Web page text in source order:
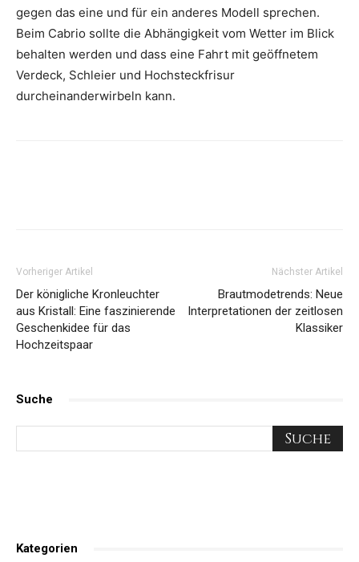
gegen das eine und für ein anderes Modell sprechen.
Beim Cabrio sollte die Abhängigkeit vom Wetter im Blick
behalten werden und dass eine Fahrt mit geöffnetem
Verdeck, Schleier und Hochsteckfrisur
durcheinanderwirbeln kann.
Vorheriger Artikel
Der königliche Kronleuchter
aus Kristall: Eine faszinierende
Geschenkidee für das
Hochzeitspaar
Nächster Artikel
Brautmodetrends: Neue
Interpretationen der zeitlosen
Klassiker
Suche
Kategorien